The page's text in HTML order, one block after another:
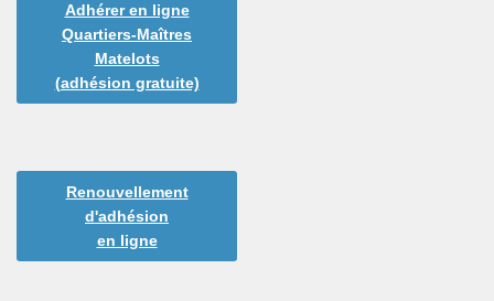
Adhérer en ligne
Quartiers-Maîtres
Matelots
(adhésion gratuite)
Renouvellement
d'adhésion
en ligne